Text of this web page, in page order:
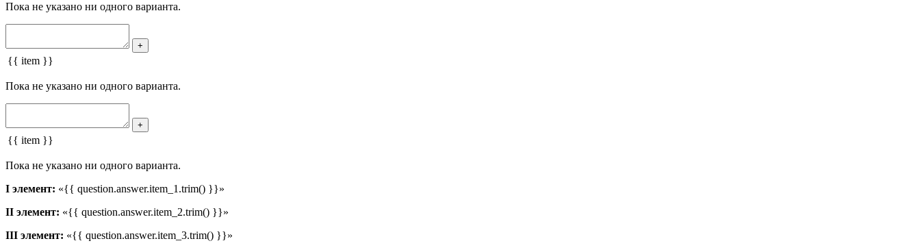
Пока не указано ни одного варианта.
+
{{ item }}
Пока не указано ни одного варианта.
+
{{ item }}
Пока не указано ни одного варианта.
I элемент: «{{ question.answer.item_1.trim() }}»
II элемент: «{{ question.answer.item_2.trim() }}»
III элемент: «{{ question.answer.item_3.trim() }}»